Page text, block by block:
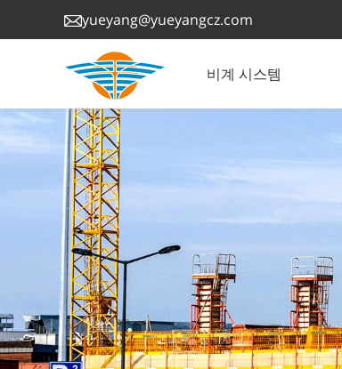
yueyang@yueyangcz.com
비계 시스템